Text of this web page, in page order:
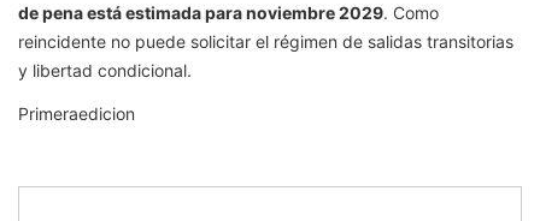
de pena está estimada para noviembre 2029. Como
reincidente no puede solicitar el régimen de salidas transitorias
y libertad condicional.
Primeraedicion